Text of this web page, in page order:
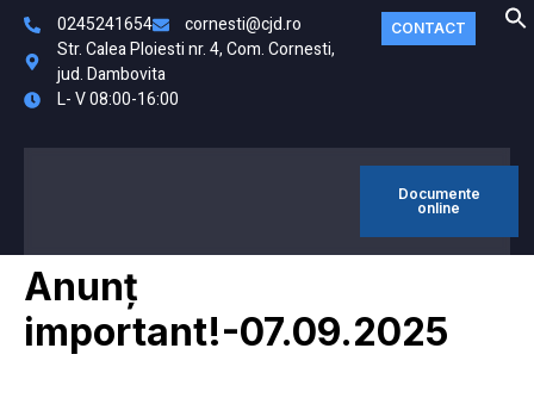
0245241654
cornesti@cjd.ro
Str. Calea Ploiesti nr. 4, Com. Cornesti,
jud. Dambovita
L- V 08:00-16:00
CONTACT
Documente
online
Anunț
important!-07.09.2025